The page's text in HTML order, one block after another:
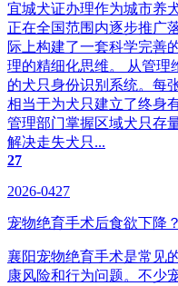
宜城犬证办理作为城市养
正在全国范围内逐步推广
际上构建了一套科学完善
理的精细化思维。 从管理
的犬只身份识别系统。每
相当于为犬只建立了终身
管理部门掌握区域犬只存
解决走失犬只...
27
2026-0427
宠物绝育手术后食欲下降
襄阳宠物绝育手术是常见
康风险和行为问题。不少